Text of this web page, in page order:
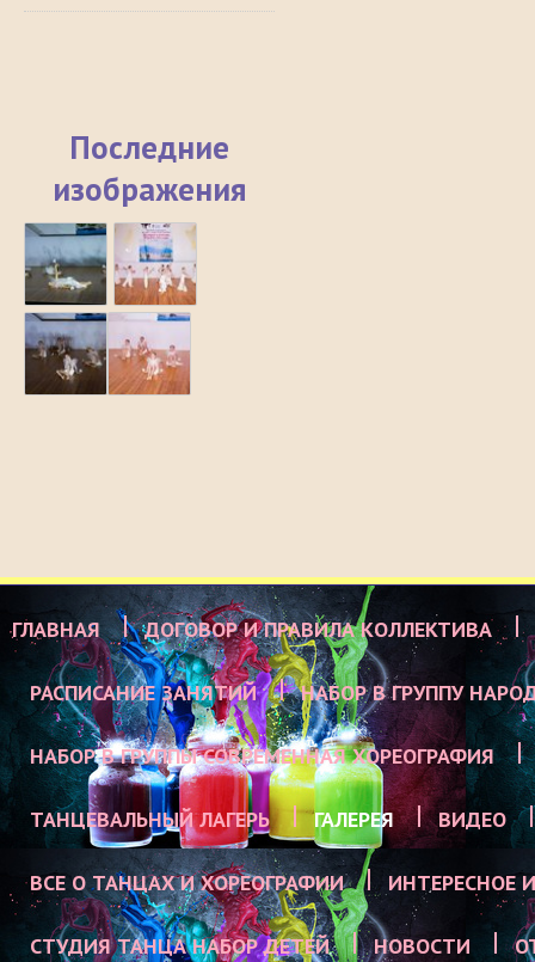
Последние
изображения
ГЛАВНАЯ ДОГОВОР И ПРАВИЛА КОЛЛЕКТИВА
РАСПИСАНИЕ ЗАНЯТИЙ НАБОР В ГРУППУ
НАБОР В ГРУППЫ СОВРЕМЕННАЯ ХОРЕОГРАФИЯ
ТАНЦЕВАЛЬНЫЙ ЛАГЕРЬ ГАЛЕРЕЯ ВИДЕО
ВСЕ О ТАНЦАХ И ХОРЕОГРАФИИ ИНТЕРЕСНОЕ
СТУДИЯ ТАНЦА НАБОР ДЕТЕЙ НОВОСТИ